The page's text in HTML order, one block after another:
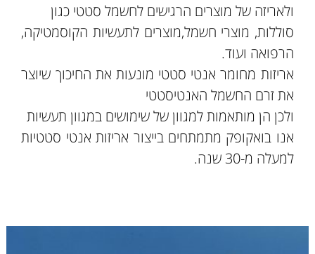
ולאריזה של מוצרים הרגישים לחשמל סטטי כגון
סוללות, מוצרי חשמל,מוצרים לתעשיות הקוסמטיקה,
הרפואה ועוד.
אריזות מחומר אנטי סטטי מונעות את החיכוך שיוצר
את זרם החשמל האנטיסטטי
ולכן הן מותאמות למגוון של שימושים במגוון תעשיות
אנו בואקופק מתמתחים בייצור אריזות אנטי סטטיות
למעלה מ-30 שנה.